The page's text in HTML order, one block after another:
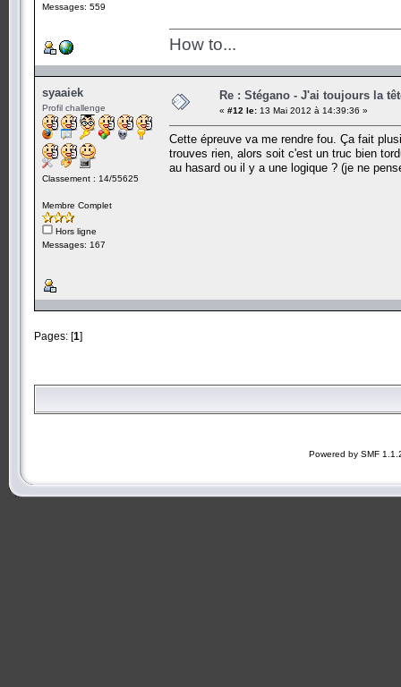
Messages: 559
How to...
syaaiek
Profil challenge
Classement : 14/55625
Membre Complet
Hors ligne
Messages: 167
Re : Stégano - J'ai toujours la
« #12 le: 13 Mai 2012 à 14:39:36 »
Cette épreuve va me rendre fou. Ça fait
trouves rien, alors soit c'est un truc bien
au hasard ou il y a une logique ? (je ne
Pages: [1]
Powered by SMF